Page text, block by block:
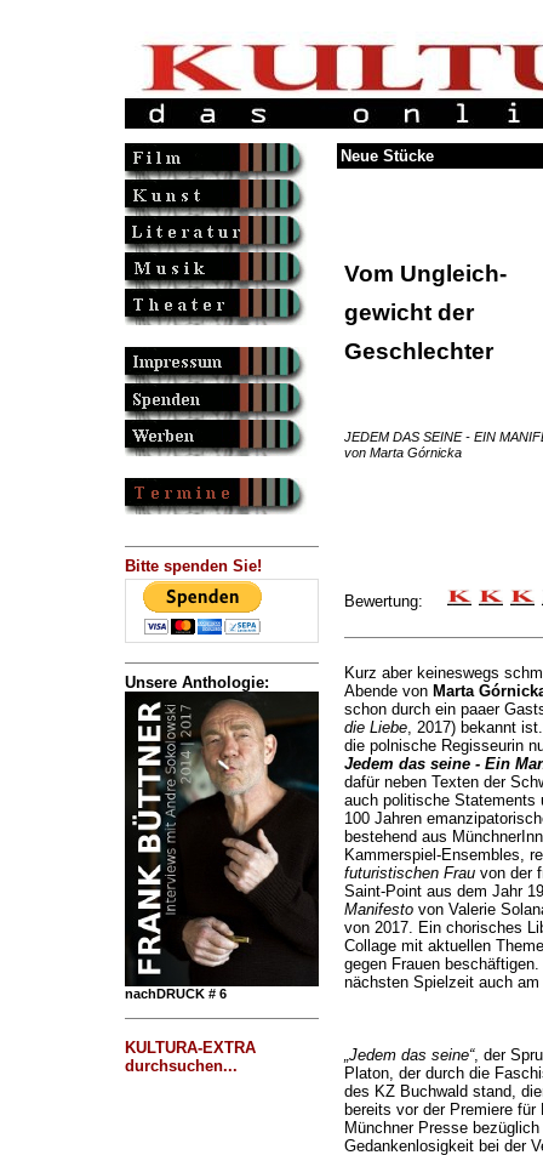
Bitte spenden Sie!
Unsere Anthologie:
nachDRUCK # 6
KULTURA-EXTRA
durchsuchen...
Neue Stücke
Vom Ungleich-
gewicht der
Geschlechter
JEDEM DAS SEINE - EIN
von Marta Górnicka
Bewertung:
Kurz aber keineswegs
Abende von Marta
schon durch ein paaer
die Liebe, 2017) bekannt
die polnische Regisseurin
Jedem das seine - Ein
dafür neben Texten der
auch politische Statements
100 Jahren
bestehend aus
Kammerspiel-Ensembles,
futuristischen Frauvon der
Saint-Point aus dem Jahr
Manifestovon Valerie
von 2017. Ein chorisches
Collage mit aktuellen
gegen Frauen
nächsten Spielzeit auch
„Jedem das seine“, der
Platon, der durch die
des KZ Buchwald stand,
bereits vor der Premiere
Münchner Presse
Gedankenlosigkeit bei der